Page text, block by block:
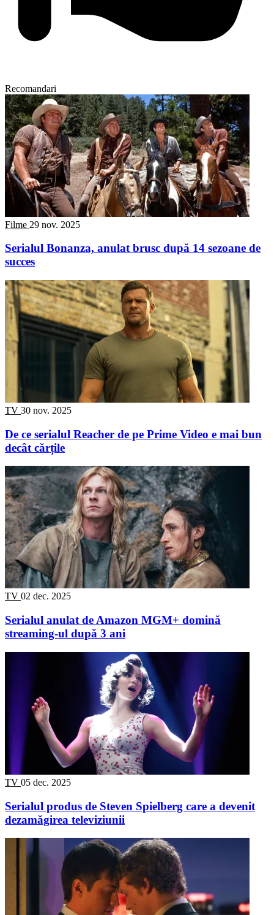
Recomandari
Filme 29 nov. 2025
Serialul Bonanza, anulat brusc după 14 sezoane de
succes
TV 30 nov. 2025
De ce serialul Reacher de pe Prime Video e mai bun
decât cărțile
TV 02 dec. 2025
Serialul anulat de Amazon MGM+ domină
streaming-ul după 3 ani
TV 05 dec. 2025
Serialul produs de Steven Spielberg care a devenit
dezamăgirea televiziunii